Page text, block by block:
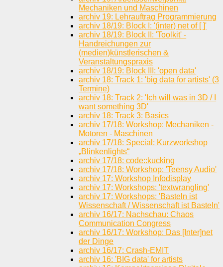
Mechaniken und Maschinen
archiv 19: Lehrauftrag Programmierung
archiv 18/19: Block I: '(inter) net of [ ]'
archiv 18/19: Block II: 'Toolkit' -
Handreichungen zur
(medien)künstlerischen &
Veranstaltungspraxis
archiv 18/19: Block III: 'open data'
archiv 18: Track 1: 'big data for artists' (3
Termine)
archiv 18: Track 2: 'Ich will was in 3D / I
want something 3D'
archiv 18: Track 3: Basics
archiv 17/18: Workshop: Mechaniken -
Motoren - Maschinen
archiv 17/18: Special: Kurzworkshop
„Blinkenlights“
archiv 17/18: code::kucking
archiv 17/18: Workshop: 'Teensy Audio'
archiv 17: Workshop Infodisplay
archiv 17: Workshops: 'textwrangling'
archiv 17: Workshops: 'Basteln ist
Wissenschaft / Wissenschaft ist Basteln'
archiv 16/17: Nachschau: Chaos
Communication Congress
archiv 16/17: Workshop: Das [Inter]net
der Dinge
archiv 16/17: Crash-EMIT
archiv 16: 'BIG data' for artists